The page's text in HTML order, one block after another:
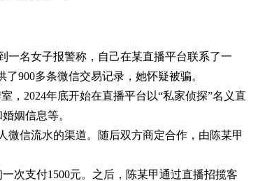
一名女子报警称，自己在某直播平台联系了一
900多条微信交易记录，她怀疑被骗。
，2024年底开始在直播平台以“私家侦探”名义直
姻信息等。
微信流水的渠道。随后双方商定合作，由陈某甲
次支付1500元。之后，陈某甲通过直播招揽客